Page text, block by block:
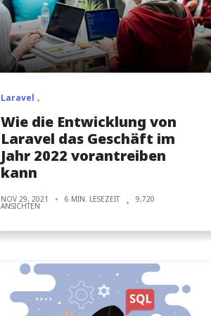
Laravel
Wie die Entwicklung von
Laravel das Geschäft im
Jahr 2022 vorantreiben
kann
NOV 29, 2021 6 MIN. LESEZEIT 9,720
ANSICHTEN